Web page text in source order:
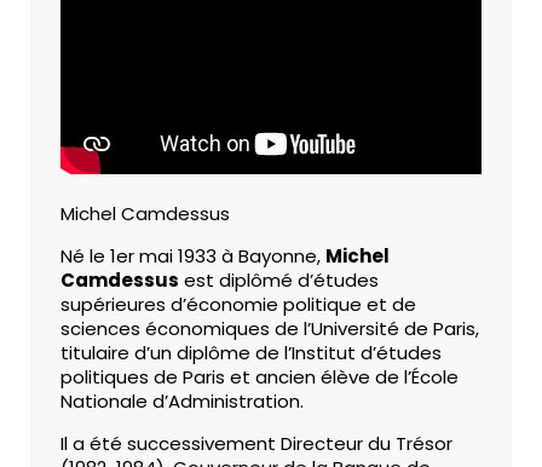
Michel Camdessus
Né le 1er mai 1933 à Bayonne, Michel
Camdessus est diplômé d’études
supérieures d’économie politique et de
sciences économiques de l’Université de Paris,
titulaire d’un diplôme de l’Institut d’études
politiques de Paris et ancien élève de l’École
Nationale d’Administration.
Il a été successivement Directeur du Trésor